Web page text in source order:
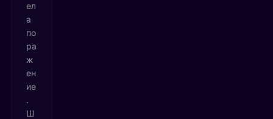
ел
а
по
ра
ж
ен
ие
.
Ш